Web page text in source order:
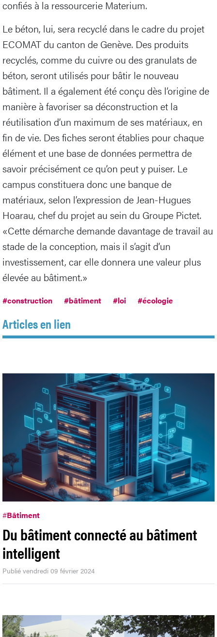
confiés à la ressourcerie Materium.
Le béton, lui, sera recyclé dans le cadre du projet
ECOMAT du canton de Genève. Des produits
recyclés, comme du cuivre ou des granulats de
béton, seront utilisés pour bâtir le nouveau
bâtiment. Il a également été conçu dès l’origine de
manière à favoriser sa déconstruction et la
réutilisation d’un maximum de ses matériaux, en
fin de vie. Des fiches seront établies pour chaque
élément et une base de données permettra de
savoir précisément ce qu’on peut y puiser. Le
campus constituera donc une banque de
matériaux, selon l’expression de Jean-Hugues
Hoarau, chef du projet au sein du Groupe Pictet.
«Cette démarche demande davantage de travail au
stade de la conception, mais il s’agit d’un
investissement, car elle donnera une valeur plus
élevée au bâtiment.»
#construction #bâtiment #loi #écologie
Articles en lien
#Bâtiment
Du bâtiment connecté au bâtiment
intelligent
Publié vendredi 09 février 2024